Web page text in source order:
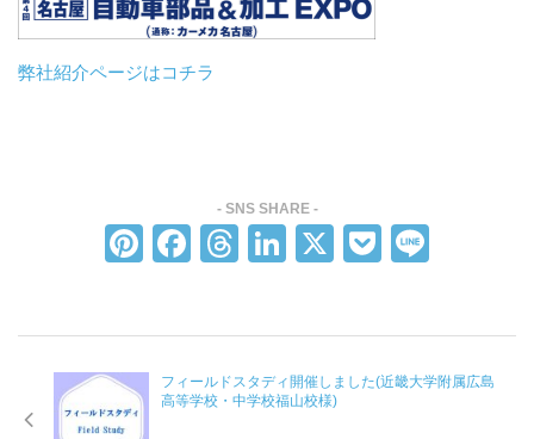
カラーサンプル依頼フォーム
Global Site（English）
弊社紹介ページはコチラ
Pi
st
F
b
T
d
Li
dI
X P
フィールドスタディ開催しました(近畿大学附属広島
高等学校・中学校福山校様)